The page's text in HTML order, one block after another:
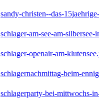
sandy-christen--das-
schlager-am-see-am-silbersee-
schlager-openair-am-
schlagernachmittag-beim-
schlagerparty-bei-mittwochs-